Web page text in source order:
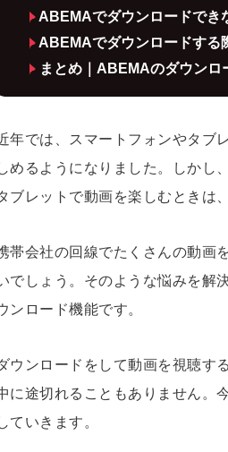
ABEMAでダウンロードでき
ABEMAでダウンロードする
まとめ｜ABEMAのダウンロ
年では、スマートフォンやタブ
めるようになりました。しかし
ブレットで動画を楽しむときは
帯会社の回線でたくさんの動画
でしょう。そのような悩みを解
ンロード機能です。
ウンロードをして動画を視聴す
に途切れることもありません。
ていきます。